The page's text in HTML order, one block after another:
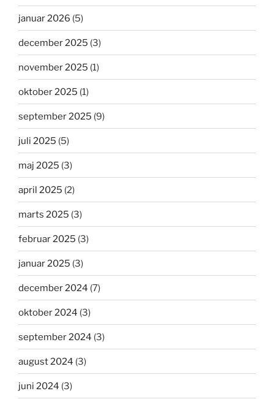
januar 2026 (5)
december 2025 (3)
november 2025 (1)
oktober 2025 (1)
september 2025 (9)
juli 2025 (5)
maj 2025 (3)
april 2025 (2)
marts 2025 (3)
februar 2025 (3)
januar 2025 (3)
december 2024 (7)
oktober 2024 (3)
september 2024 (3)
august 2024 (3)
juni 2024 (3)